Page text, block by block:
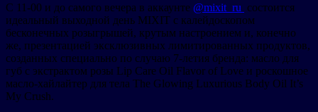
С 11-00 и до самого вечера в аккаунте @mixit_ru состоится
идеальный выходной день MIXIT с калейдоскопом
бесконечных розыгрышей, крутым настроением и, конечно
же, презентацией эксклюзивных лимитированных продуктов,
созданных специально по случаю 7-летия бренда: масло для
губ с экстрактом розы Lip Care Oil Flavor of Love и роскошное
масло-хайлайтер для тела The Glowing Luxurious Body Oil It’s
My Crush.